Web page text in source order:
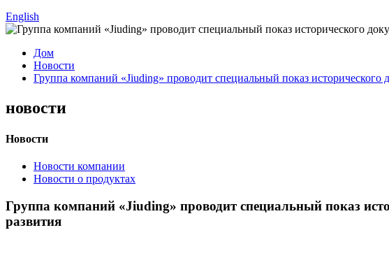
English
Дом
Новости
Группа компаний «Jiuding» проводит специальный показ
новости
Новости
Новости компании
Новости о продуктах
Группа компаний «Jiuding» проводит специальный показ
развития